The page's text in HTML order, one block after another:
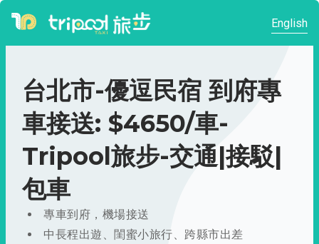
English
台北市-優逗民宿 到府專
車接送: $4650/車-
Tripool旅步-交通|接駁|
包車
專車到府，機場接送
中長程出遊、閨蜜小旅行、跨縣市出差